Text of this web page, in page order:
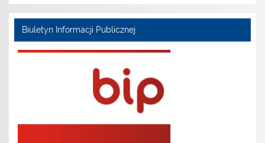
Biuletyn Informacji Publicznej